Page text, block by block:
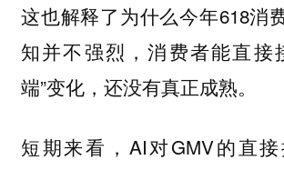
这也解释了为什么今年618消
知并不强烈，消费者能直接
端”变化，还没有真正成熟。
短期来看，AI对GMV的直